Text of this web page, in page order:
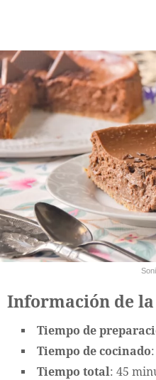
Información de
Tiempo de
Tiempo de cocinado
Tiempo total: 45